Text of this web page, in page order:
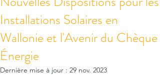
Installations Solaires en
Wallonie et l'Avenir du Chèque
Énergie
Dernière mise à jour : 29 nov. 2023